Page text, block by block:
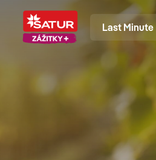
Last Minute